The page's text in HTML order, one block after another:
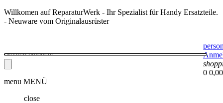
Willkomen auf ReparaturWerk - Ihr Spezialist für Handy Ersatzteile.
- Neuware vom Originalausrüster
0
menu MENÜ
close